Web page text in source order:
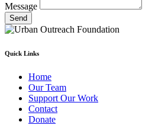
Message
Send
Quick Links
Home
Our Team
Support Our Work
Contact
Donate